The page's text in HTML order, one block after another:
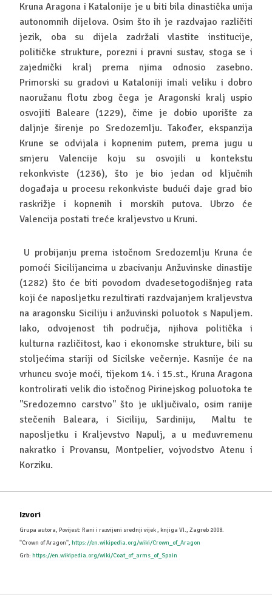
Kruna Aragona i Katalonije je u biti bila dinastička unija
autonomnih dijelova. Osim što ih je razdvajao različiti
jezik, oba su dijela zadržali vlastite institucije,
političke strukture, porezni i pravni sustav, stoga se i
zajednički kralj prema njima odnosio zasebno.
Primorski su gradovi u Kataloniji imali veliku i dobro
naoružanu flotu zbog čega je Aragonski kralj uspio
osvojiti Baleare (1229), čime je dobio uporište za
daljnje širenje po Sredozemlju. Također, ekspanzija
Krune se odvijala i kopnenim putem, prema jugu u
smjeru Valencije koju su osvojili u kontekstu
rekonkviste (1236), što je bio jedan od ključnih
događaja u procesu rekonkviste budući daje grad bio
raskrižje i kopnenih i morskih putova. Ubrzo će
Valencija postati treće kraljevstvo u Kruni.
U probijanju prema istočnom Sredozemlju Kruna će
pomoći Sicilijancima u zbacivanju Anžuvinske dinastije
(1282) što će biti povodom dvadesetogodišnjeg rata
koji će naposljetku rezultirati razdvajanjem kraljevstva
na aragonsku Siciliju i anžuvinski poluotok s Napuljem.
Iako, odvojenost tih područja, njihova politička i
kulturna različitost, kao i ekonomske strukture, bili su
stoljećima stariji od Sicilske večernje. Kasnije će na
vrhuncu svoje moći, tijekom 14. i 15.st., Kruna Aragona
kontrolirati velik dio istočnog Pirinejskog poluotoka te
''Sredozemno carstvo'' što je uključivalo, osim ranije
stečenih Baleara, i Siciliju, Sardiniju, Maltu te
naposljetku i Kraljevstvo Napulj, a u međuvremenu
nakratko i Provansu, Montpelier, vojvodstvo Atenu i
Korziku.
Izvori
Grupa autora, Povijest: Rani i razvijeni srednji vijek , knjiga VI., Zagreb 2008.
''Crown of Aragon'', https://en.wikipedia.org/wiki/Crown_of_Aragon
Grb: https://en.wikipedia.org/wiki/Coat_of_arms_of_Spain